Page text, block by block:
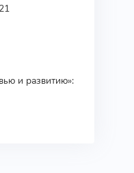
и развитию»: